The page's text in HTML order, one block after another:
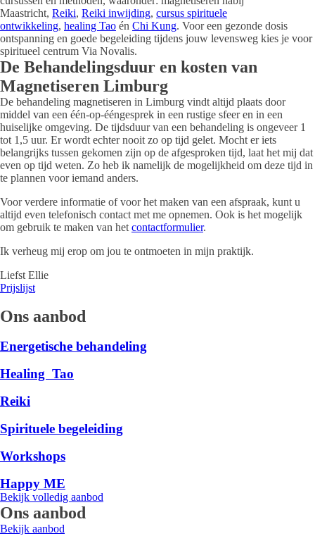
Maastricht, Reiki, Reiki inwijding, cursus spirituele
ontwikkeling, healing Tao én Chi Kung. Voor een gezonde dosis
ontspanning en goede begeleiding tijdens jouw levensweg kies je voor
spiritueel centrum Via Novalis.
De Behandelingsduur en kosten van
Magnetiseren Limburg
De behandeling magnetiseren in Limburg vindt altijd plaats door
middel van een één-op-ééngesprek in een rustige sfeer en in een
huiselijke omgeving. De tijdsduur van een behandeling is ongeveer 1
tot 1,5 uur. Er wordt echter nooit zo op tijd gelet. Mocht er iets
belangrijks tussen gekomen zijn op de afgesproken tijd, laat het mij dat
even op tijd weten. Zo heb ik namelijk de mogelijkheid om deze tijd in
te plannen voor iemand anders.
Voor verdere informatie of voor het maken van een afspraak, kunt u
altijd even telefonisch contact met me opnemen. Ook is het mogelijk
om gebruik te maken van het contactformulier.
Ik verheug mij erop om jou te ontmoeten in mijn praktijk.
Liefst Ellie
Prijslijst
Ons aanbod
Energetische behandeling
Healing Tao
Reiki
Spirituele begeleiding
Workshops
Happy ME
Bekijk volledig aanbod
Ons aanbod
Bekijk aanbod